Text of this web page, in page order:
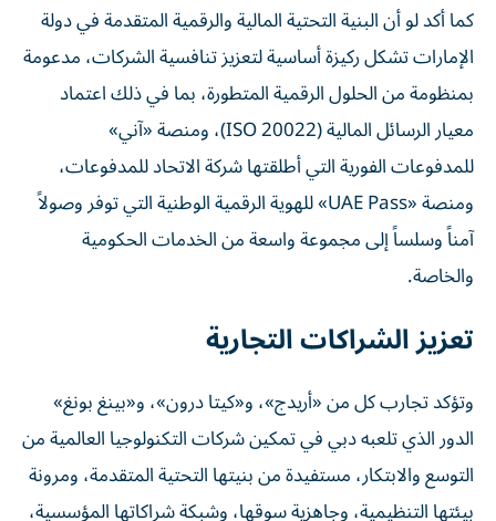
كما أكد لو أن البنية التحتية المالية والرقمية المتقدمة في دولة
الإمارات تشكل ركيزة أساسية لتعزيز تنافسية الشركات، مدعومة
بمنظومة من الحلول الرقمية المتطورة، بما في ذلك اعتماد
معيار الرسائل المالية (ISO 20022)، ومنصة «آني»
للمدفوعات الفورية التي أطلقتها شركة الاتحاد للمدفوعات،
ومنصة «UAE Pass» للهوية الرقمية الوطنية التي توفر وصولاً
آمناً وسلساً إلى مجموعة واسعة من الخدمات الحكومية
والخاصة.
تعزيز الشراكات التجارية
وتؤكد تجارب كل من «أريدج»، و«كيتا درون»، و«بينغ بونغ»
الدور الذي تلعبه دبي في تمكين شركات التكنولوجيا العالمية من
التوسع والابتكار، مستفيدة من بنيتها التحتية المتقدمة، ومرونة
بيئتها التنظيمية، وجاهزية سوقها، وشبكة شراكاتها المؤسسية،